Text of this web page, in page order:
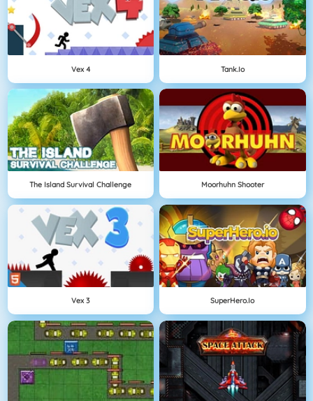
Vex 4 Tank.io
The Island Survival Challenge Moorhuhn Shooter
Vex 3 SuperHero.io